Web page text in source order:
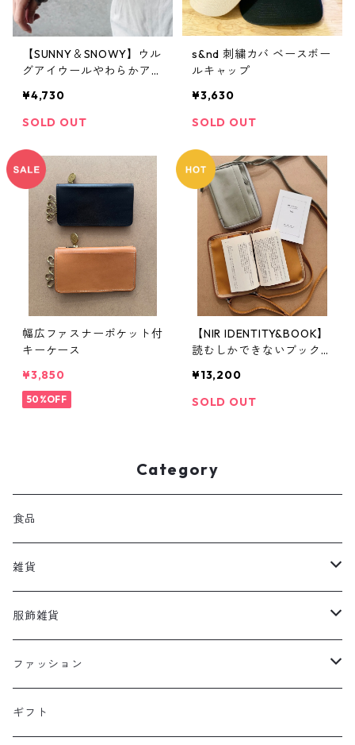
【SUNNY＆SNOWY】ウル
グアイウールやわらかアー
¥4,730
SOLD OUT
s&nd 刺繍カバ ベースボー
ルキャップ
¥3,630
SOLD OUT
幅広ファスナーポケット付
キーケース
¥3,850
50%OFF
【NIR IDENTITY&BOOK】
読むしかできないブックシ
¥13,200
SOLD OUT
Category
食品
雑貨
香りのアイテム
ホームケア
本・文房具
服飾雑貨
アクセサリー
バッグ
ファッション
ユニセックス
ギフト